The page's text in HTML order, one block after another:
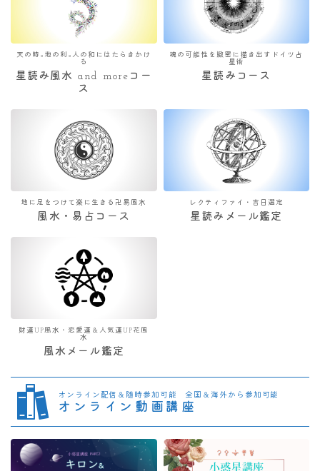
天の時×地の利×人の和にはたらきかけ
る
星読み風水 and moreコー
ス
魂の可能性を緻密に描き出すドイツ占
星術
星読みコース
地に足をつけて楽に生きる卍易風水
風水・易占コース
レクティファイ・吉日選定
星読みメール鑑定
財運UP風水・恋愛運＆人気運UP花風
水
風水メール鑑定
オンライン配信＆随時参加可能 全国＆海外から参加可能
オンライン動画講座